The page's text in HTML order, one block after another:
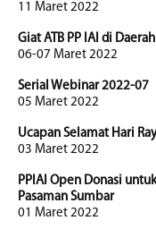
11 Maret 2022
Giat ATB PP IAI di
06-07 Maret 2022
Serial Webinar 2022-07
05 Maret 2022
Ucapan Selamat Hari
03 Maret 2022
PPIAI Open Donasi
Pasaman Sumbar
01 Maret 2022